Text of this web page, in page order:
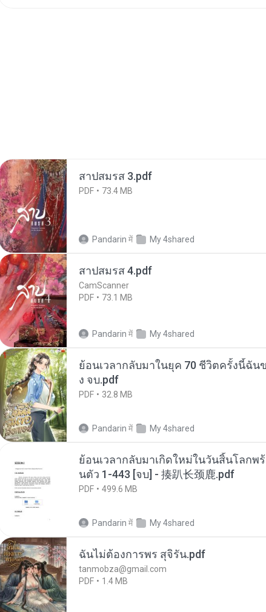
สาปสมรส 3.pdf
PDF 73.4 MB
Pandarin में My 4shared
สาปสมรส 4.pdf
CamScanner
PDF
73.1 MB
Pandarin में My 4shared
ย้อนเวลากลับมาในยุค 70 ชีวิตครั้งนี้ฉันข
ง จบ.pdf
PDF 32.8 MB
Pandarin में My 4shared
ย้อนเวลากลับมาเกิดใหม่ในวันสิ้นโลกพ
นตัว 1-443 [จบ] - 揍趴长颈鹿.pdf
PDF 499.6 MB
Pandarin में My 4shared
ฉันไม่ต้องการพร สุจิรัน.pdf
tanmobza@gmail.com
PDF
1.4 MB